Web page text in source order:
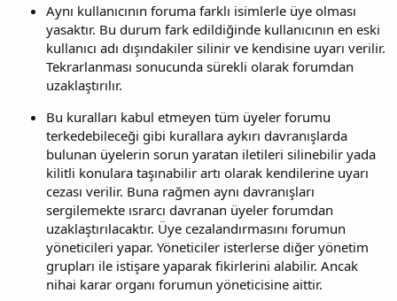
Aynı kullanıcının foruma farklı isimlerle üye olması
yasaktır. Bu durum fark edildiğinde kullanıcının en eski
kullanıcı adı dışındakiler silinir ve kendisine uyarı verilir.
Tekrarlanması sonucunda sürekli olarak forumdan
uzaklaştırılır.
Bu kuralları kabul etmeyen tüm üyeler forumu
terkedebileceği gibi kurallara aykırı davranışlarda
bulunan üyelerin sorun yaratan iletileri silinebilir yada
kilitli konulara taşınabilir artı olarak kendilerine uyarı
cezası verilir. Buna rağmen aynı davranışları
sergilemekte ısrarcı davranan üyeler forumdan
uzaklaştırılacaktır. Üye cezalandırmasını forumun
yöneticileri yapar. Yöneticiler isterlerse diğer yönetim
grupları ile istişare yaparak fikirlerini alabilir. Ancak
nihai karar organı forumun yöneticisine aittir.